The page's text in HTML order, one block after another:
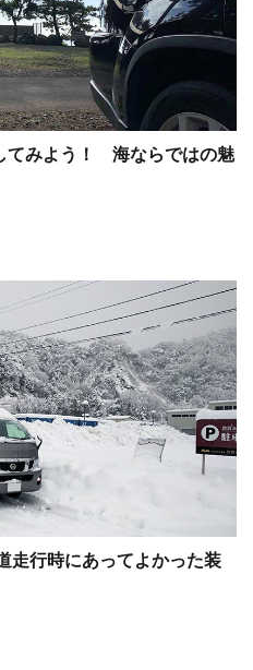
てみよう！ 海ならではの魅
走行時にあってよかった装